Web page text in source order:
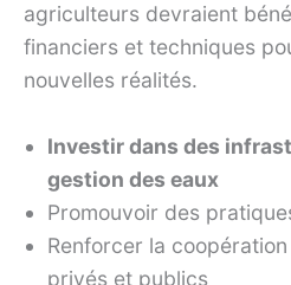
agriculteurs devraient
financiers et techniques
nouvelles réalités.
Investir dans des
gestion des eaux
Promouvoir des
Renforcer la
privés et publics